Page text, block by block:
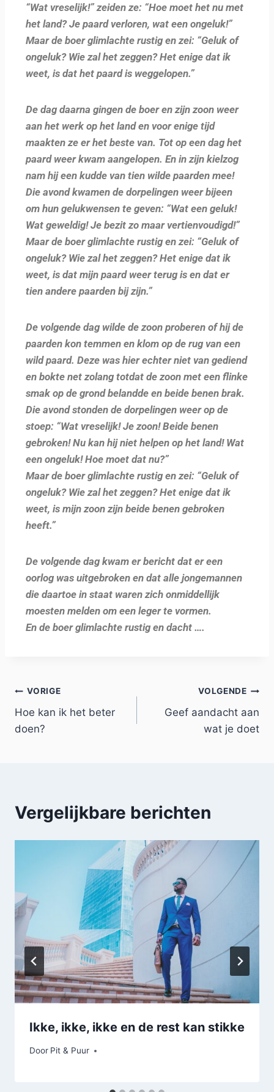
“Wat vreselijk!” zeiden ze: “Hoe moet het nu met
het land? Je paard verloren, wat een ongeluk!”
Maar de boer glimlachte rustig en zei: “Geluk of
ongeluk? Wie zal het zeggen? Het enige dat ik
weet, is dat het paard is weggelopen.”
De dag daarna gingen de boer en zijn zoon weer
aan het werk op het land en voor enige tijd
maakten ze er het beste van. Tot op een dag het
paard weer kwam aangelopen. En in zijn kielzog
nam hij een kudde van tien wilde paarden mee!
Die avond kwamen de dorpelingen weer bijeen
om hun gelukwensen te geven: “Wat een geluk!
Wat geweldig! Je bezit zo maar vertienvoudigd!”
Maar de boer glimlachte rustig en zei: “Geluk of
ongeluk? Wie zal het zeggen? Het enige dat ik
weet, is dat mijn paard weer terug is en dat er
tien andere paarden bij zijn.”
De volgende dag wilde de zoon proberen of hij de
paarden kon temmen en klom op de rug van een
wild paard. Deze was hier echter niet van gediend
en bokte net zolang totdat de zoon met een flinke
smak op de grond belandde en beide benen brak.
Die avond stonden de dorpelingen weer op de
stoep: “Wat vreselijk! Je zoon! Beide benen
gebroken! Nu kan hij niet helpen op het land! Wat
een ongeluk! Hoe moet dat nu?”
Maar de boer glimlachte rustig en zei: “Geluk of
ongeluk? Wie zal het zeggen? Het enige dat ik
weet, is mijn zoon zijn beide benen gebroken
heeft.”
De volgende dag kwam er bericht dat er een
oorlog was uitgebroken en dat alle jongemannen
die daartoe in staat waren zich onmiddellijk
moesten melden om een leger te vormen.
En de boer glimlachte rustig en dacht ….
VORIGE
Hoe kan ik het beter
doen?
VOLGENDE
Geef aandacht aan
wat je doet
Vergelijkbare berichten
Ikke, ikke, ikke en de rest kan stikke
Door Pit & Puur